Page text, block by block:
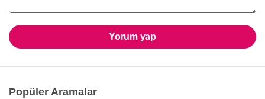
Yorum yap
Popüler Aramalar